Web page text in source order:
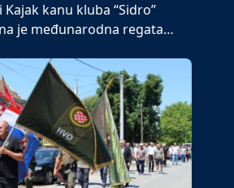
kanu kluba “Sidro”
je međunarodna regata…